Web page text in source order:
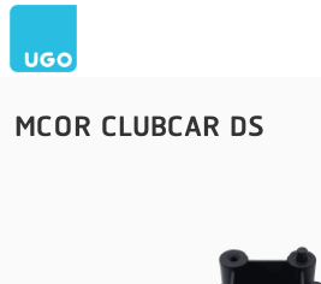
MCOR CLUBCAR DS